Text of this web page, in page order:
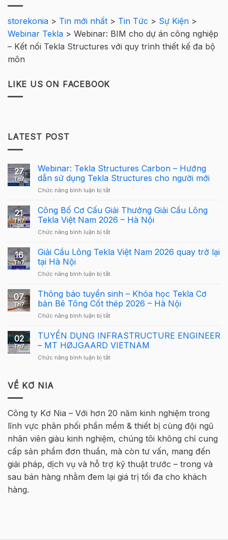
storekonia > Tin mới nhất > Tin Tức > Sự Kiện >
Webinar Tekla > Webinar: BIM cho dự án công nghiệp
– Kết nối Tekla Structures với quy trình thiết kế đa bộ
môn
LIKE US ON FACEBOOK
LATEST POST
27
Th7
Webinar: Tekla Structures Carbon – Hướng
dẫn sử dụng Tekla Structures cho người mới
Chức năng bình luận bị tắtở
Tekla
Structures
Carbon
–
dẫn
Tekla
cho
người
21
Th7
Công Bố Cơ Cấu Giải Thưởng Giải Cầu Lông
Tekla Việt Nam 2026 – Hà Nội
Chức năng bình luận bị tắtở
Bố
Giải
Giải
Cầu
Lông
Tekla
Nam
2026
Hà
16
Th7
Giải Cầu Lông Tekla Việt Nam 2026 quay trở lại
tại Hà Nội
Chức năng bình luận bị tắtở
Cầu
Lông
Tekla
Việt
2026
quay
lại
07
Th7
Thông báo tuyển sinh – Khóa học Tekla Cơ
bản Bê Tông Cốt thép 2026 – Hà Nội
Chức năng bình luận bị tắtở
báo
tuyển
sinh
–
Bê
Cốt
thép
2026
–
Hà
Nội
02
Th7
TUYỂN DỤNG INFRASTRUCTURE ENGINEER
– MT HØJGAARD VIETNAM
Chức năng bình luận bị tắtở
MT
HØJGAARD
VIETNAM
VỀ KƠ NIA
Công ty Kơ Nia – Với hơn 20 năm kinh nghiệm trong
lĩnh vực phân phối phần mềm & thiết bị cùng đội ngũ
nhân viên giàu kinh nghiệm, chúng tôi không chỉ cung
cấp sản phẩm đơn thuần, mà còn tư vấn, mang đến
giải pháp, dịch vụ và hỗ trợ kỹ thuật trước – trong và
sau bán hàng nhằm đem lại giá trị tối đa cho khách
hàng.